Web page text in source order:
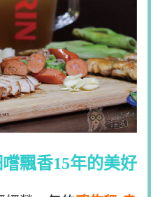
飄香15年的美好